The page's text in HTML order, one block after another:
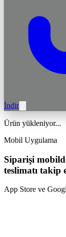
İndir
Ürün yükleniyor...
Mobil Uygulama
Siparişi
teslimatı takip
App Store ve